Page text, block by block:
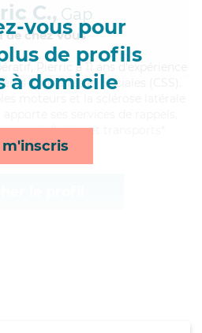
vous pour
de profils
à domicile
m'inscris
C., Gap
de chez Vous
Pierric a 11 ans d'expérience
Sanitaires et Sociales (CSS).
loisirs et transports*